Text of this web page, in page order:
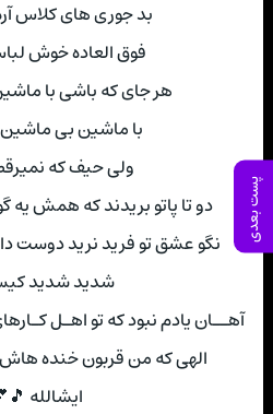
پست بعدی
بد جوری های کلاس
فوق العاده خوش
هر جای که باشی با
با ماشین بی
ولی حیف که
دو تا پاتو بریدند که همش
نگو عشق تو فرید نرید دوست
شدید شدید
آهــان یادم نبود که تو اهـل
الهی که من قربون خنده
ایشالله